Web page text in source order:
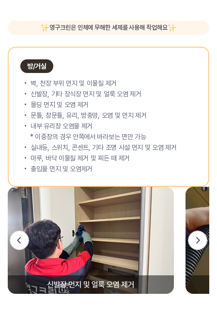
영구크린은 인체에 무해한 세제를 사용해 작업해요
방/거실
벽, 천장 부위 먼지 및 이물질 제거
신발장, 기타 장식장 먼지 및 얼룩 오염 제거
몰딩 먼지 및 오염 제거
문틀, 창문틀, 유리, 방충망, 오염 및 먼지 제거
내부 유리창 오염물 제거
* 이중창의 경우 안쪽에서 바라보는 면만 가능
실내등, 스위치, 콘센트, 기타 조명 시설 먼지 및 오염 제거
마루, 바닥 이물질 제거 및 찌든 때 제거
출입물 먼지 및 오염제거